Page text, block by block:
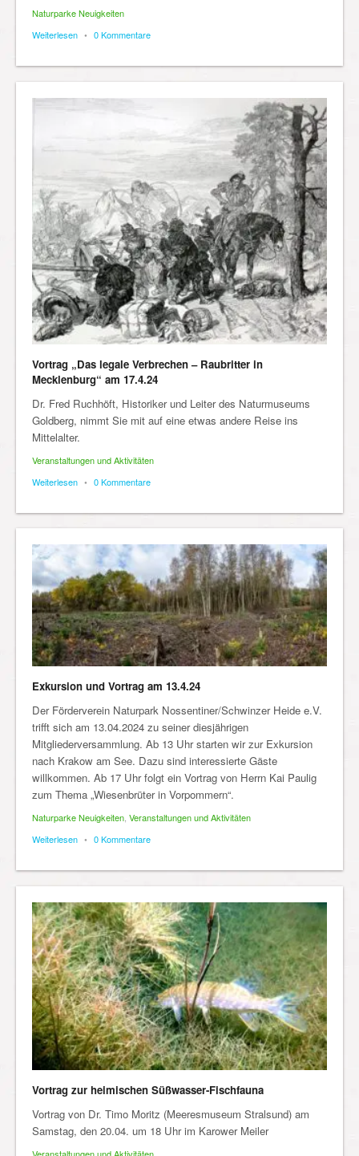
Naturparke Neuigkeiten
Weiterlesen • 0 Kommentare
Vortrag „Das legale Verbrechen – Raubritter in
Mecklenburg“ am 17.4.24
Dr. Fred Ruchhöft, Historiker und Leiter des Naturmuseums
Goldberg, nimmt Sie mit auf eine etwas andere Reise ins
Mittelalter.
Veranstaltungen und Aktivitäten
Weiterlesen • 0 Kommentare
Exkursion und Vortrag am 13.4.24
Der Förderverein Naturpark Nossentiner/Schwinzer Heide e.V.
trifft sich am 13.04.2024 zu seiner diesjährigen
Mitgliederversammlung. Ab 13 Uhr starten wir zur Exkursion
nach Krakow am See. Dazu sind interessierte Gäste
willkommen. Ab 17 Uhr folgt ein Vortrag von Herrn Kai Paulig
zum Thema „Wiesenbrüter in Vorpommern“.
Naturparke Neuigkeiten Veranstaltungen und Aktivitäten
Weiterlesen • 0 Kommentare
Vortrag zur heimischen Süßwasser-Fischfauna
Vortrag von Dr. Timo Moritz (Meeresmuseum Stralsund) am
Samstag, den 20.04. um 18 Uhr im Karower Meiler
Veranstaltungen und Aktivitäten